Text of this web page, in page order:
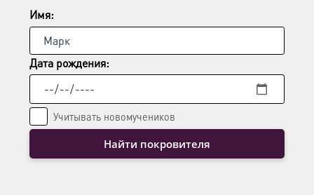
Имя:
Дата рождения:
Учитывать новомучеников
Найти покровителя